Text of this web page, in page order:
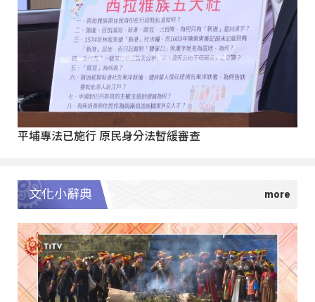
平埔專法已施行 原民身分法暫緩審查
文化小辭典